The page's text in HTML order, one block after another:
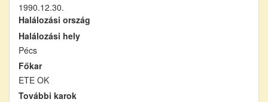
1990.12.30.
Halálozási ország
Halálozási hely
Pécs
Főkar
ETE OK
További karok